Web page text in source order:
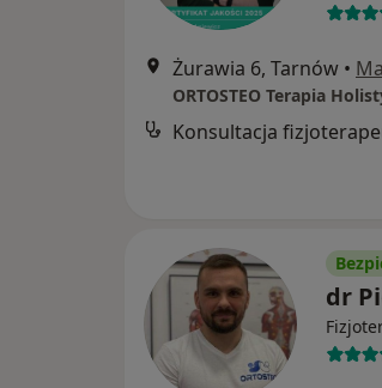
Żurawia 6, Tarnów •
ORTOSTEO Terapia
Konsultacja
dr